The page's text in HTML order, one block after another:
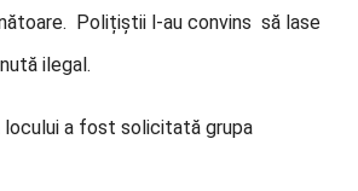
Polițiștii l-au convins să lase
ilegal.
locului a fost solicitată grupa